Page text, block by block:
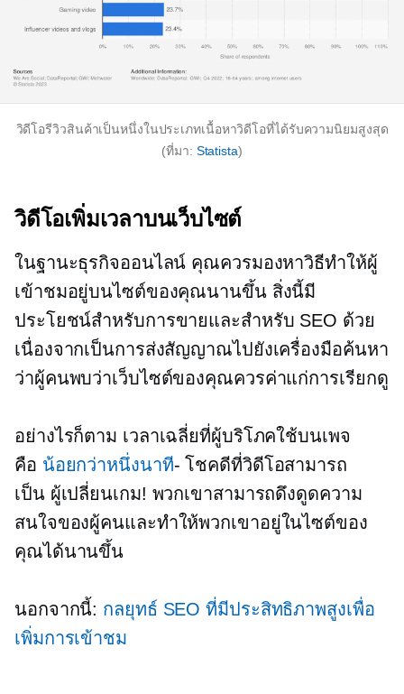
วิดีโอรีวิวสินค้าเป็นหนึ่งในประเภทเนื้อหาวิดีโอที่ได้รับความนิยมสูงสุด
(ที่มา: Statista)
วิดีโอเพิ่มเวลาบนเว็บไซต์
ในฐานะธุรกิจออนไลน์ คุณควรมองหาวิธีทำให้ผู้
เข้าชมอยู่บนไซต์ของคุณนานขึ้น สิ่งนี้มี
ประโยชน์สำหรับการขายและสำหรับ SEO ด้วย
เนื่องจากเป็นการส่งสัญญาณไปยังเครื่องมือค้นหา
ว่าผู้คนพบว่าเว็บไซต์ของคุณควรค่าแก่การเรียกดู
อย่างไรก็ตาม เวลาเฉลี่ยที่ผู้บริโภคใช้บนเพจ
คือ น้อยกว่าหนึ่งนาที- โชคดีที่วิดีโอสามารถ
เป็น ผู้เปลี่ยนเกม! พวกเขาสามารถดึงดูดความ
สนใจของผู้คนและทำให้พวกเขาอยู่ในไซต์ของ
คุณได้นานขึ้น
นอกจากนี้: กลยุทธ์ SEO ที่มีประสิทธิภาพสูงเพื่อ
เพิ่มการเข้าชม